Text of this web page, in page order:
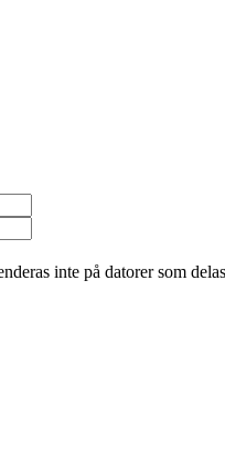
inte på datorer som